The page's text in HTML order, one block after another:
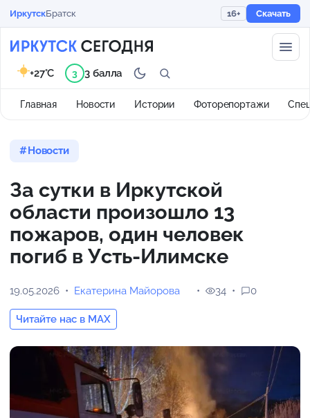
ИркутскБратск 16+ Скачать
Главная Новости Истории Фоторепортажи
+27°C 3 3 балла
Новости
За сутки в Иркутской
области произошло 13
пожаров, один человек
погиб в Усть-Илимске
19.05.2026 Екатерина Майорова
Читайте нас в MAX
34 0